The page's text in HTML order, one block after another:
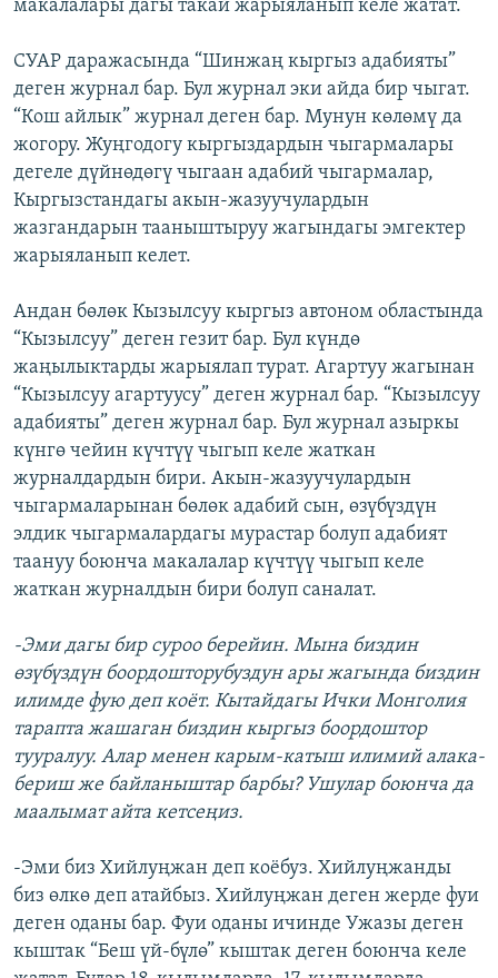
макалалары дагы такай жарыяланып келе жатат.
СУАР даражасында “Шинжаң кыргыз адабияты”
деген журнал бар. Бул журнал эки айда бир чыгат.
“Кош айлык” журнал деген бар. Мунун көлөмү да
жогору. Жуңгодогу кыргыздардын чыгармалары
дегеле дүйнөдөгү чыгаан адабий чыгармалар,
Кыргызстандагы акын-жазуучулардын
жазгандарын тааныштыруу жагындагы эмгектер
жарыяланып келет.
Андан бөлөк Кызылсуу кыргыз автоном областында
“Кызылсуу” деген гезит бар. Бул күндө
жаңылыктарды жарыялап турат. Агартуу жагынан
“Кызылсуу агартуусу” деген журнал бар. “Кызылсуу
адабияты” деген журнал бар. Бул журнал азыркы
күнгө чейин күчтүү чыгып келе жаткан
журналдардын бири. Акын-жазуучулардын
чыгармаларынан бөлөк адабий сын, өзүбүздүн
элдик чыгармалардагы мурастар болуп адабият
таануу боюнча макалалар күчтүү чыгып келе
жаткан журналдын бири болуп саналат.
-Эми дагы бир суроо берейин. Мына биздин
өзүбүздүн боордошторубуздун ары жагында биздин
илимде фую деп коёт. Кытайдагы Ички Монголия
тарапта жашаган биздин кыргыз боордоштор
тууралуу. Алар менен карым-катыш илимий алака-
бериш же байланыштар барбы? Ушулар боюнча да
маалымат айта кетсеңиз.
-Эми биз Хийлуңжан деп коёбуз. Хийлуңжанды
биз өлкө деп атайбыз. Хийлуңжан деген жерде фуи
деген оданы бар. Фуи оданы ичинде Ужазы деген
кыштак “Беш үй-бүлө” кыштак деген боюнча келе